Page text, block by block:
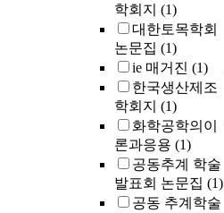
학회지 (1)
대한토목학회
논문집 (1)
ie 매거진 (1)
한국생산제조
학회지 (1)
화학공학의이
론과응용 (1)
공동추계 학술
발표회 논문집 (1)
공동 추계학술